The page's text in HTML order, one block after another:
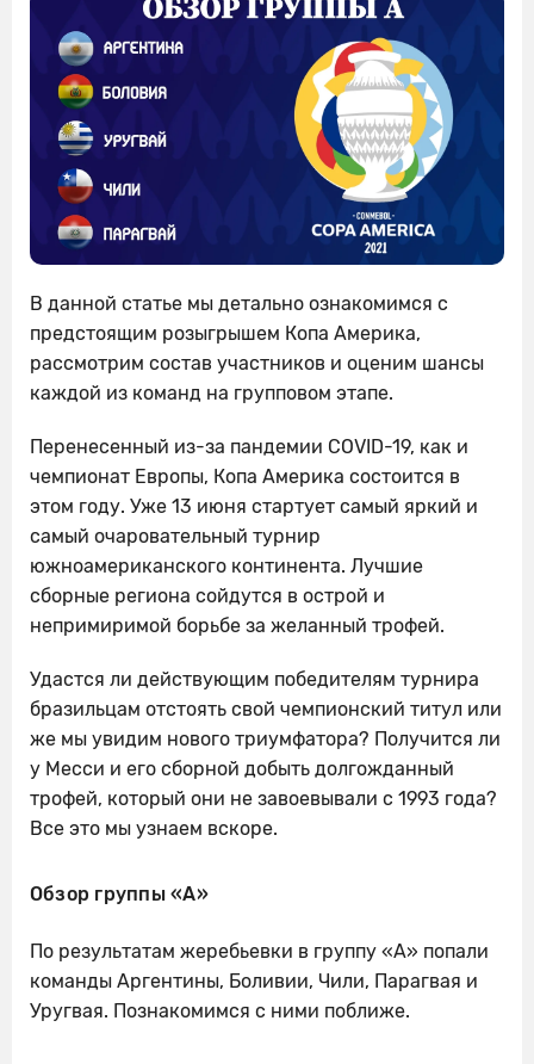
В данной статье мы детально ознакомимся с
предстоящим розыгрышем Копа Америка,
рассмотрим состав участников и оценим шансы
каждой из команд на групповом этапе.
Перенесенный из-за пандемии COVID-19, как и
чемпионат Европы, Копа Америка состоится в
этом году. Уже 13 июня стартует самый яркий и
самый очаровательный турнир
южноамериканского континента. Лучшие
сборные региона сойдутся в острой и
непримиримой борьбе за желанный трофей.
Удастся ли действующим победителям турнира
бразильцам отстоять свой чемпионский титул или
же мы увидим нового триумфатора? Получится ли
у Месси и его сборной добыть долгожданный
трофей, который они не завоевывали с 1993 года?
Все это мы узнаем вскоре.
Обзор группы «А»
По результатам жеребьевки в группу «А» попали
команды Аргентины, Боливии, Чили, Парагвая и
Уругвая. Познакомимся с ними поближе.